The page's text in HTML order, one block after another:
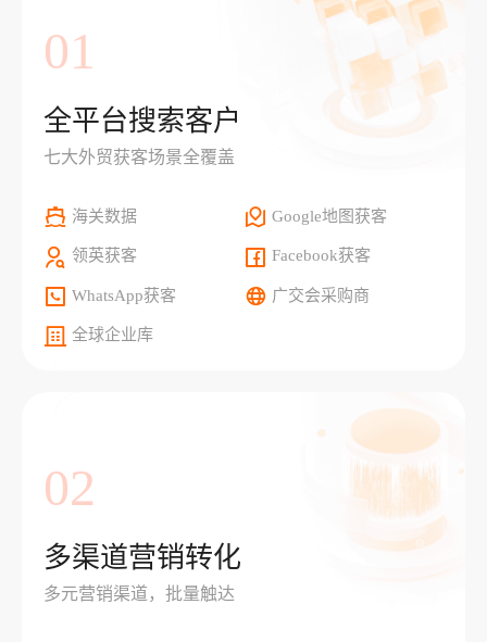
01
全平台搜索客户
七大外贸获客场景全覆盖
海关数据 Google地图获客
领英获客 Facebook获客
WhatsApp获客 广交会采购商
全球企业库
02
多渠道营销转化
多元营销渠道，批量触达